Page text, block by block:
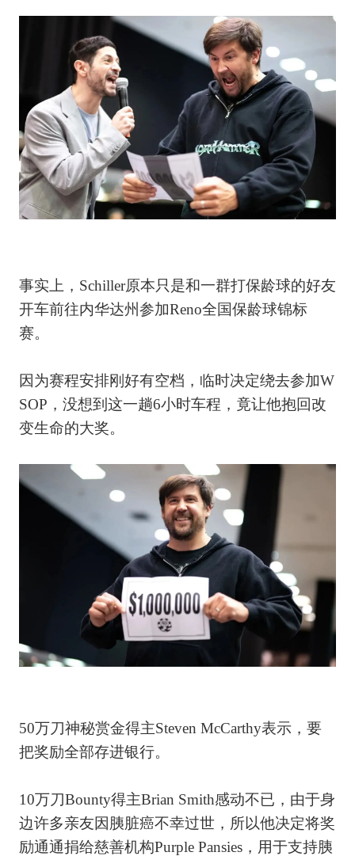
事实上，Schiller原本只是和一群打保龄球的好友
开车前往内华达州参加Reno全国保龄球锦标
赛。
因为赛程安排刚好有空档，临时决定绕去参加W
SOP，没想到这一趟6小时车程，竟让他抱回改
变生命的大奖。
50万刀神秘赏金得主Steven McCarthy表示，要
把奖励全部存进银行。
10万刀Bounty得主Brian Smith感动不已，由于身
边许多亲友因胰脏癌不幸过世，所以他决定将奖
励通通捐给慈善机构Purple Pansies，用于支持胰